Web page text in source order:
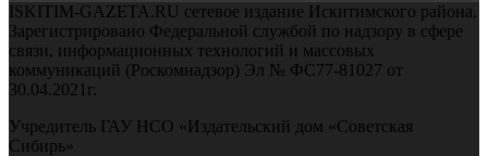
ISKITIM-GAZETA.RU сетевое издание Искитимского района.
Зарегистрировано Федеральной службой по надзору в сфере
связи, информационных технологий и массовых
коммуникаций (Роскомнадзор) Эл № ФС77-81027 от
30.04.2021г.
Учредитель ГАУ НСО «Издательский дом «Советская
Сибирь»